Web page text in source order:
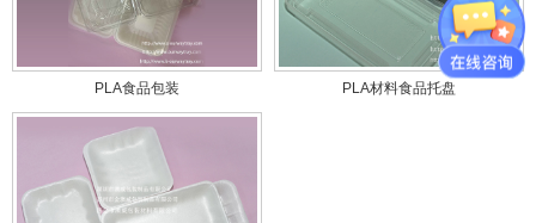
PLA食品包装 PLA材料食品托盘